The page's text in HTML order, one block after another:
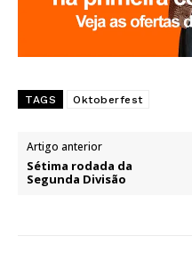
TAGS Oktoberfest
Artigo anterior
Sétima rodada da
Segunda Divisão